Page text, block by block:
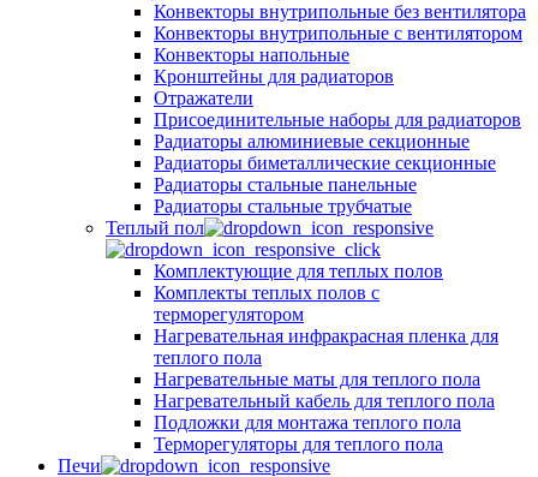
Конвекторы внутрипольные без вентилятора
Конвекторы внутрипольные с вентилятором
Конвекторы напольные
Кронштейны для радиаторов
Отражатели
Присоединительные наборы для радиаторов
Радиаторы алюминиевые секционные
Радиаторы биметаллические секционные
Радиаторы стальные панельные
Радиаторы стальные трубчатые
Теплый пол
Комплектующие для теплых полов
Комплекты теплых полов с
терморегулятором
Нагревательная инфракрасная пленка для
теплого пола
Нагревательные маты для теплого пола
Нагревательный кабель для теплого пола
Подложки для монтажа теплого пола
Терморегуляторы для теплого пола
Печи